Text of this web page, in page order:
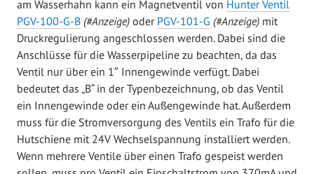
am Wasserhahn kann ein Magnetventil von Hunter Ventil
PGV-100-G-B (#Anzeige) oder PGV-101-G (#Anzeige) mit
Druckregulierung angeschlossen werden. Dabei sind die
Anschlüsse für die Wasserpipeline zu beachten, da das
Ventil nur über ein 1″ Innengewinde verfügt. Dabei
bedeutet das „B“ in der Typenbezeichnung, ob das Ventil
ein Innengewinde oder ein Außengewinde hat. Außerdem
muss für die Stromversorgung des Ventils ein Trafo für die
Hutschiene mit 24V Wechselspannung installiert werden.
Wenn mehrere Ventile über einen Trafo gespeist werden